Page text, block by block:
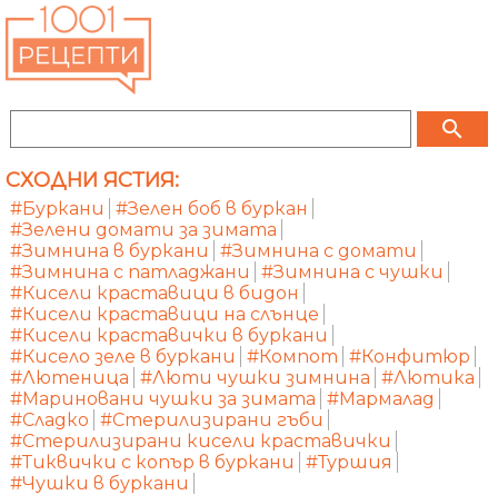
search
СХОДНИ ЯСТИЯ:
#Буркани
#Зелен боб в буркан
#Зелени домати за зимата
#Зимнина в буркани
#Зимнина с домати
#Зимнина с патладжани
#Зимнина с чушки
#Кисели краставици в бидон
#Кисели краставици на слънце
#Кисели краставички в буркани
#Кисело зеле в буркани
#Компот #Конфитюр
#Лютеница #Люти чушки зимнина #Лютика
#Мариновани чушки за зимата #Мармалад
#Сладко #Стерилизирани гъби
#Стерилизирани кисели краставички
#Тиквички с копър в буркани
#Туршия
#Чушки в буркани